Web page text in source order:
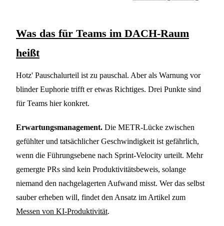
Was das für Teams im DACH-Raum
heißt
Hotz' Pauschalurteil ist zu pauschal. Aber als Warnung vor
blinder Euphorie trifft er etwas Richtiges. Drei Punkte sind
für Teams hier konkret.
Erwartungsmanagement. Die METR-Lücke zwischen
gefühlter und tatsächlicher Geschwindigkeit ist gefährlich,
wenn die Führungsebene nach Sprint-Velocity urteilt. Mehr
gemergte PRs sind kein Produktivitätsbeweis, solange
niemand den nachgelagerten Aufwand misst. Wer das selbst
sauber erheben will, findet den Ansatz im Artikel zum
Messen von KI-Produktivität.